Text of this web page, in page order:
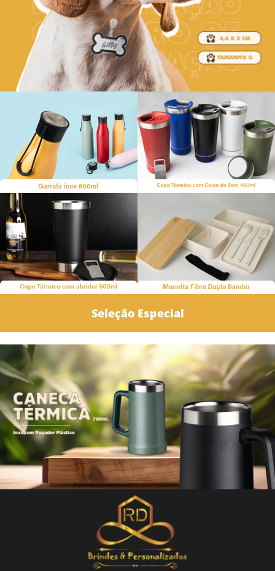
Seleção Especial